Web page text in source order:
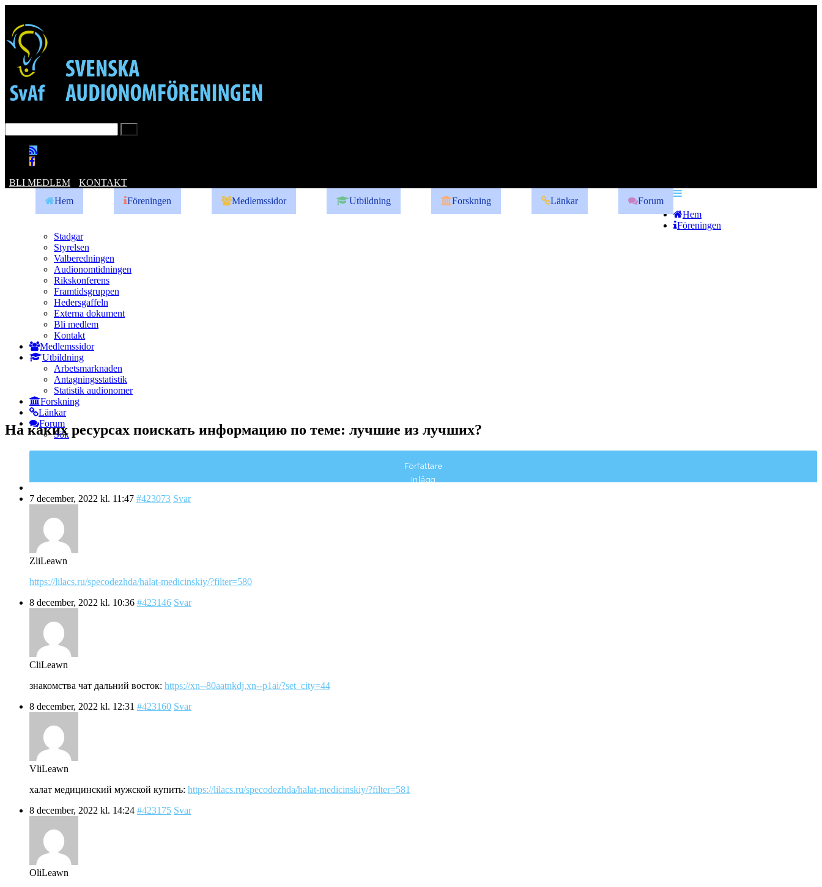
BLI MEDLEM
KONTAKT
Hem
Föreningen Medlemssidor Utbildning Forskning Länkar
Forum
Hem
Föreningen
Stadgar
Styrelsen
Valberedningen
Audionomtidningen
Rikskonferens
Framtidsgruppen
Hedersgaffeln
Externa dokument
Bli medlem
Kontakt
Medlemssidor
Utbildning
Arbetsmarknaden
Antagningsstatistik
Statistik audionomer
Forskning
Länkar
Forum
Sök
На каких ресурсах поискать информацию по теме: лучшие из лучших?
Författare
Inlägg
7 december, 2022 kl. 11:47 #423073 Svar
ZliLeawn
https://lilacs.ru/specodezhda/halat-medicinskiy/?filter=580
8 december, 2022 kl. 10:36 #423146 Svar
CliLeawn
знакомства чат дальний восток: https://xn--80aatnkdj.xn--p1ai/?set_city=44
8 december, 2022 kl. 12:31 #423160 Svar
VliLeawn
халат медицинский мужской купить: https://lilacs.ru/specodezhda/halat-medicinskiy/?filter=581
8 december, 2022 kl. 14:24 #423175 Svar
OliLeawn